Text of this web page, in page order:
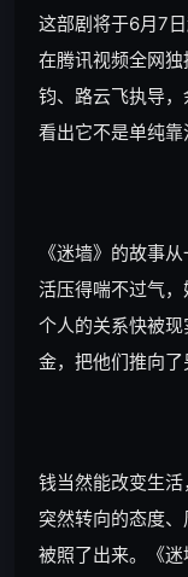
这部剧将于6月7
在腾讯视频全网
钧、路云飞执导
看出它不是单纯靠
《迷墙》的故事
活压得喘不过气
个人的关系快被
金，把他们推向了
钱当然能改变生活
突然转向的态度
被照了出来。《